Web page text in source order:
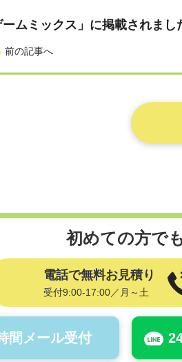
ームミックス」に掲載されまし
初めての方で
電話で無料お見積り
受付9:00-17:00／月～土
間メール受付